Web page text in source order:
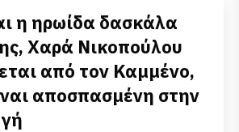
η ηρωίδα δασκάλα
Χαρά Νικοπούλου
από τον Καμμένο,
αποσπασμένη στην